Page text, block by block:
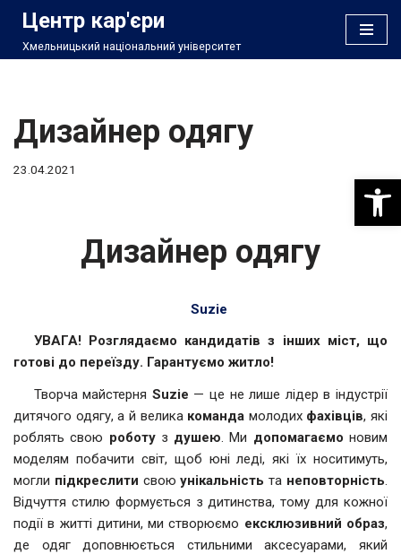
Перейти
Центр кар'єри
Хмельницький національний університет
Дизайнер одягу
23.04.2021
Дизайнер одягу
Suzie
УВАГА! Розглядаємо кандидатів з інших міст, що
готові до переїзду. Гарантуємо житло!
Творча майстерня Suzie — це не лише лідер в індустрії
дитячого одягу, а й велика команда молодих фахівців, які
роблять свою роботуз душею . Ми допомагаємо новим
моделям побачити світ, щоб юні леді, які їх носитимуть,
могли підкреслити своюунікальність та неповторність
Відчуття стилю формується з дитинства, тому для кожної
події в житті дитини, ми створюємо ексклюзивний образ,
де одяг доповнюється стильними аксесуарами, який